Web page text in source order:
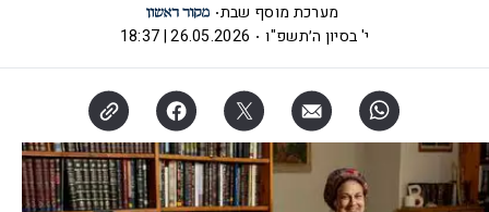
מערכת מוסף שבת
י' בסיון ה׳תשפ"ו
26.05.2026 | 18:37